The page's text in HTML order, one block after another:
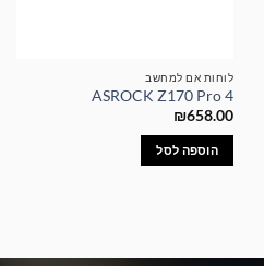
לוחות אם למחשב
ASROCK Z170 Pro 4
₪658.00
הוספה לסל